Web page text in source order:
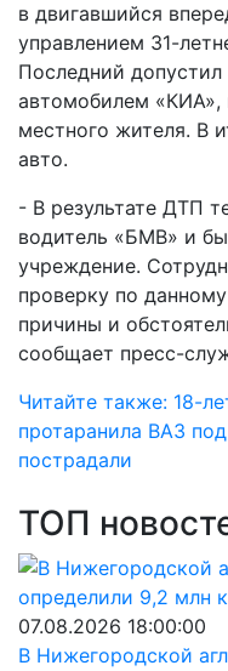
в двигавшийся
управлением 31-
Последний допустил
автомобилем «КИА»,
местного жителя. В
авто.
- В результате ДТП
водитель «БМВ» и
учреждение.
проверку по
причины и
сообщает пресс-
Читайте также: 18-
протаранила ВАЗ
пострадали
ТОП
07.08.2026 18:00:00
В Нижегородской